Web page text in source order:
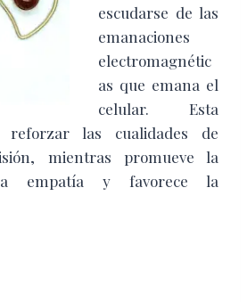
escudarse de las
emanaciones
electromagnétic
as que emana el
celular. Esta
las cualidades de
mientras promueve la
empatía y favorece la